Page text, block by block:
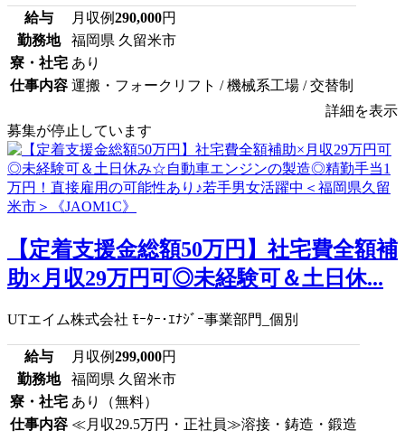
給与 月収例290,000円
勤務地
福岡県 久留米市
寮・社宅 あり
仕事内容 運搬・フォークリフト / 機械系工場 / 交替制
詳細を表示
募集が停止しています
【定着支援金総額50万円】社宅費全額補
助×月収29万円可◎未経験可＆土日休...
UTエイム株式会社 ﾓｰﾀｰ･ｴﾅｼﾞｰ事業部門_個別
給与 月収例299,000円
勤務地
福岡県 久留米市
寮・社宅 あり（無料）
仕事内容 ≪月収29.5万円・正社員≫溶接・鋳造・鍛造